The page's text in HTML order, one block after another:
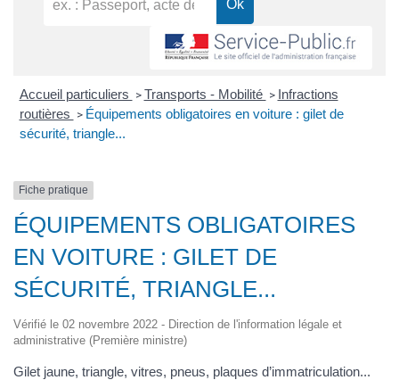
Accueil particuliers > Transports - Mobilité > Infractions
routières > Équipements obligatoires en voiture : gilet de
sécurité, triangle...
Fiche pratique
ÉQUIPEMENTS OBLIGATOIRES
EN VOITURE : GILET DE
SÉCURITÉ, TRIANGLE...
Vérifié le 02 novembre 2022 - Direction de l'information légale et
administrative (Première ministre)
Gilet jaune, triangle, vitres, pneus, plaques d’immatriculation...